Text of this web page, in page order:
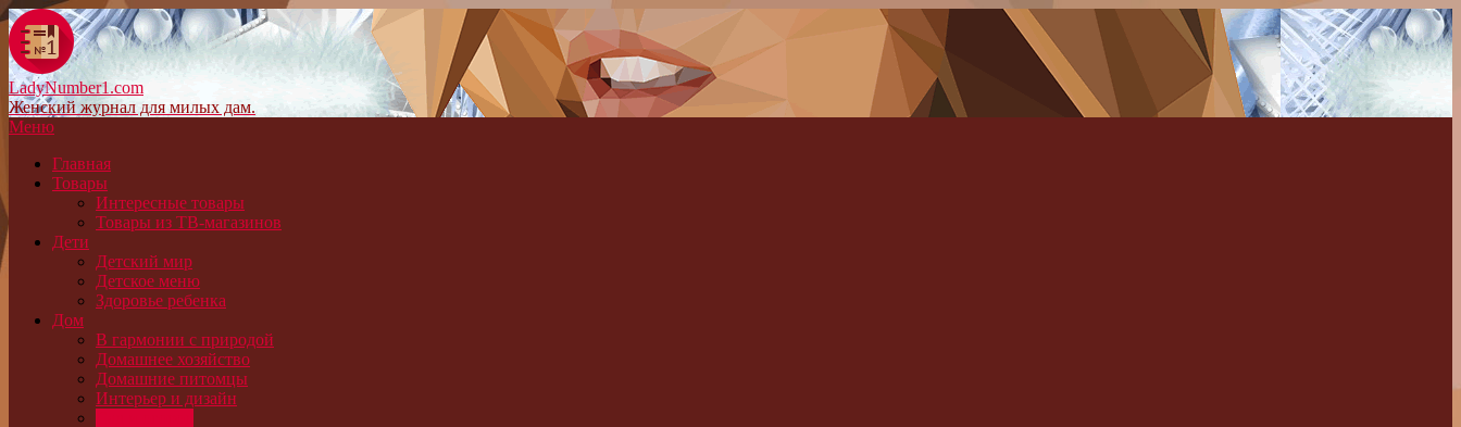
LadyNumber1.com
Женский журнал для милых дам.
Меню
Главная
Товары
Интересные товары
Товары из ТВ-магазинов
Дети
Детский мир
Детское меню
Здоровье ребенка
Дом
В гармонии с природой
Домашнее хозяйство
Домашние питомцы
Интерьер и дизайн